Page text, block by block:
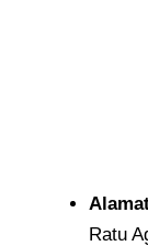
Ratu